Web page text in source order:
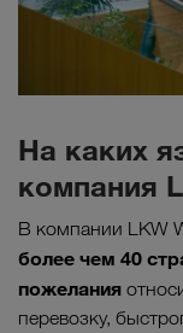
На каких
компания
В компании LKW
более чем 40
пожелания
перевозку,